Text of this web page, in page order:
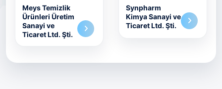
Meys Temizlik
Ürünleri Üretim
Sanayi ve
Ticaret Ltd. Şti.
Synpharm
Kimya Sanayi ve
Ticaret Ltd. Şti.